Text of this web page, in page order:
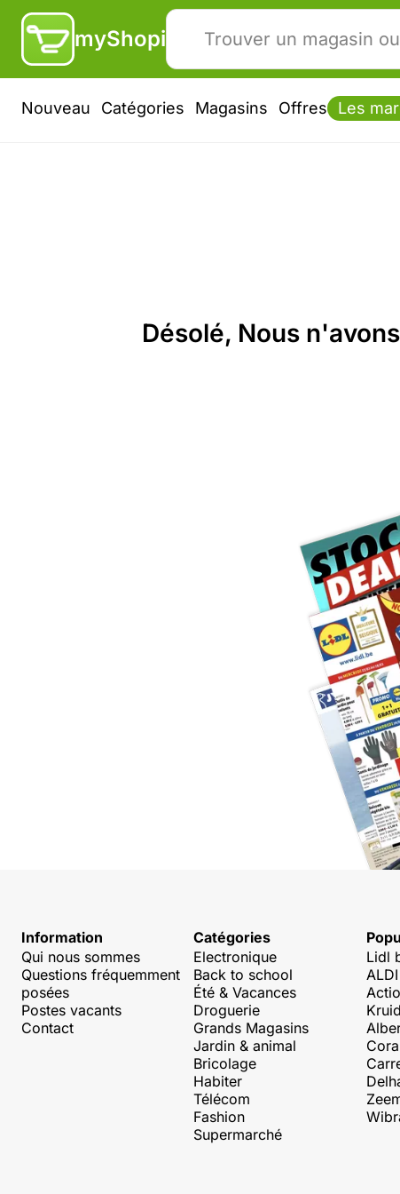
myShopi
Nouveau Catégories Magasins Offres Les
Désolé, Nous
Information
Qui nous sommes
Questions fréquemment
posées
Postes vacants
Contact
Catégories
Electronique
Back to school
Été & Vacances
Droguerie
Grands Magasins
Jardin & animal
Bricolage
Habiter
Télécom
Fashion
Supermarché
Lidl